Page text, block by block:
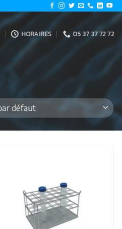
HORAIRES 05 37 37 72 72